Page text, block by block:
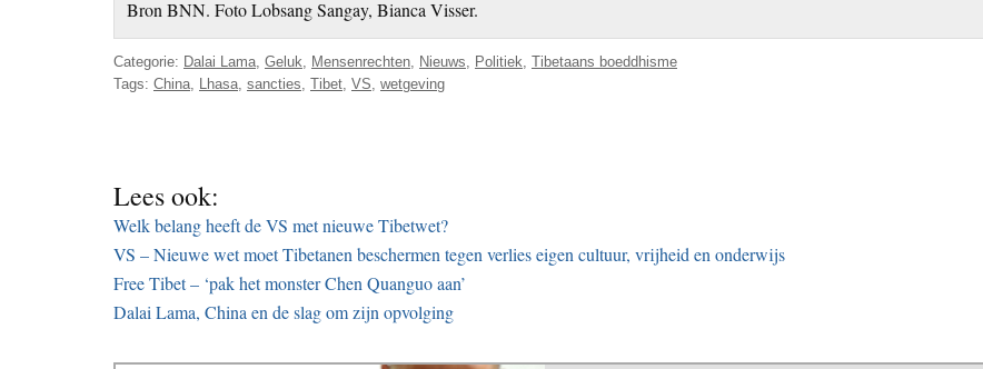
Bron BNN. Foto Lobsang Sangay, Bianca Visser.
Categorie: Dalai Lama Geluk Mensenrechten Nieuws Politiek Tibetaans boeddhisme
Tags: China Lhasa sancties Tibet VS wetgeving
Lees ook:
Welk belang heeft de VS met nieuwe Tibetwet?
VS – Nieuwe wet moet Tibetanen beschermen tegen verlies eigen cultuur, vrijheid en onderwijs
Free Tibet – ‘pak het monster Chen Quanguo aan’
Dalai Lama, China en de slag om zijn opvolging